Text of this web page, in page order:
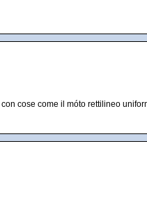
con cose come il móto rettilineo